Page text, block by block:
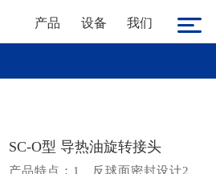
产品 设备 我们
SC-O型 导热油旋转接头
产品特点：1、反球面密封设计2、